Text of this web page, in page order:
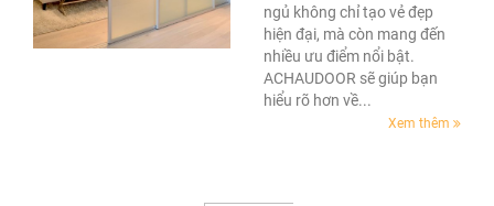
ngủ không chỉ tạo vẻ đẹp
hiện đại, mà còn mang đến
nhiều ưu điểm nổi bật.
ACHAUDOOR sẽ giúp bạn
hiểu rõ hơn về...
Xem thêm